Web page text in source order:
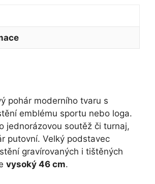
množství
pohár moderního tvaru s
emblému sportu nebo loga.
jednorázovou soutěž či turnaj,
putovní. Velký podstavec
gravírovaných i tištěných
vysoký 46 cm.